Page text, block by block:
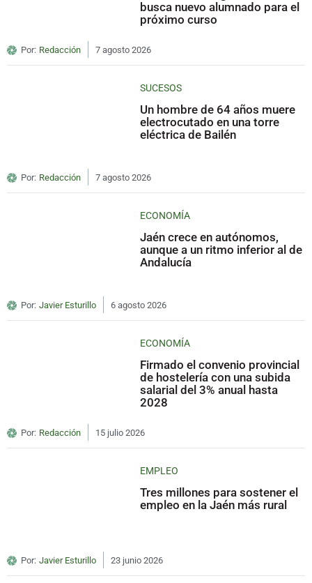
busca nuevo alumnado para el
próximo curso
Por: Redacción 7 agosto 2026
SUCESOS
Un hombre de 64 años muere
electrocutado en una torre
eléctrica de Bailén
Por: Redacción 7 agosto 2026
ECONOMÍA
Jaén crece en autónomos,
aunque a un ritmo inferior al de
Andalucía
Por: Javier Esturillo 6 agosto 2026
ECONOMÍA
Firmado el convenio provincial
de hostelería con una subida
salarial del 3% anual hasta
2028
Por: Redacción 15 julio 2026
EMPLEO
Tres millones para sostener el
empleo en la Jaén más rural
Por: Javier Esturillo 23 junio 2026